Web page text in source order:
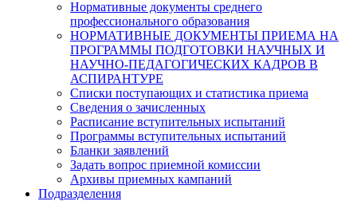
Нормативные документы среднего
профессионального образования
НОРМАТИВНЫЕ ДОКУМЕНТЫ ПРИЕМА НА
ПРОГРАММЫ ПОДГОТОВКИ НАУЧНЫХ И
НАУЧНО-ПЕДАГОГИЧЕСКИХ КАДРОВ В
АСПИРАНТУРЕ
Списки поступающих и статистика приема
Сведения о зачисленных
Расписание вступительных испытаний
Программы вступительных испытаний
Бланки заявлений
Задать вопрос приемной комиссии
Архивы приемных кампаний
Подразделения